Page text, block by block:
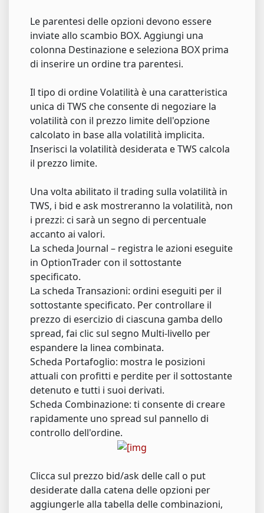
Le parentesi delle opzioni devono essere
inviate allo scambio BOX. Aggiungi una
colonna Destinazione e seleziona BOX prima
di inserire un ordine tra parentesi.
Il tipo di ordine Volatilità è una caratteristica
unica di TWS che consente di negoziare la
volatilità con il prezzo limite dell'opzione
calcolato in base alla volatilità implicita.
Inserisci la volatilità desiderata e TWS calcola
il prezzo limite.
Una volta abilitato il trading sulla volatilità in
TWS, i bid e ask mostreranno la volatilità, non
i prezzi: ci sarà un segno di percentuale
accanto ai valori.
La scheda Journal – registra le azioni eseguite
in OptionTrader con il sottostante
specificato.
La scheda Transazioni: ordini eseguiti per il
sottostante specificato. Per controllare il
prezzo di esercizio di ciascuna gamba dello
spread, fai clic sul segno Multi-livello per
espandere la linea combinata.
Scheda Portafoglio: mostra le posizioni
attuali con profitti e perdite per il sottostante
detenuto e tutti i suoi derivati.
Scheda Combinazione: ti consente di creare
rapidamente uno spread sul pannello di
controllo dell'ordine.
Clicca sul prezzo bid/ask delle call o put
desiderate dalla catena delle opzioni per
aggiungerle alla tabella delle combinazioni,